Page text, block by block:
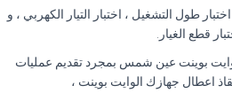
طول التشغيل ، اختبار التيار الكهربي ، و
قطع الغيار.
بوينت عين شمس بمجرد تقديم عمليات
اعطال جهازك الوايت بوينت ،